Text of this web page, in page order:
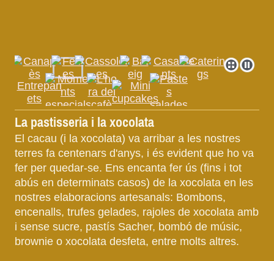
La pastisseria i la xocolata
El cacau (i la xocolata) va arribar a les nostres
terres fa centenars d'anys, i és evident que ho va
fer per quedar-se. Ens encanta fer ús (fins i tot
abús en determinats casos) de la xocolata en les
nostres elaboracions artesanals: Bombons,
encenalls, trufes gelades, rajoles de xocolata amb
i sense sucre, pastís Sacher, bombó de músic,
brownie o xocolata desfeta, entre molts altres.